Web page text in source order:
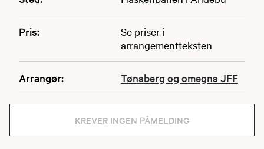
Pris:
Se priser i
arrangementteksten
Arrangør: Tønsberg og omegns JFF
KREVER INGEN PÅMELDING